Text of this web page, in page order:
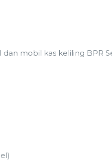
mobil kas keliling BPR